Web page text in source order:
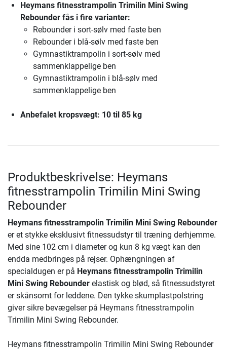
Heymans fitnesstrampolin Trimilin Mini Swing
Rebounder fås i fire varianter:
Rebounder i sort-sølv med faste ben
Rebounder i blå-sølv med faste ben
Gymnastiktrampolin i sort-sølv med
sammenklappelige ben
Gymnastiktrampolin i blå-sølv med
sammenklappelige ben
Anbefalet kropsvægt: 10 til 85 kg
Produktbeskrivelse: Heymans
fitnesstrampolin Trimilin Mini Swing
Rebounder
Heymans fitnesstrampolin Trimilin Mini Swing Rebounder
er et stykke eksklusivt fitnessudstyr til træning derhjemme.
Med sine 102 cm i diameter og kun 8 kg vægt kan den
endda medbringes på rejser. Ophængningen af
specialdugen er på Heymans fitnesstrampolin Trimilin
Mini Swing Rebounder elastisk og blød, så fitnessudstyret
er skånsomt for leddene. Den tykke skumplastpolstring
giver sikre bevægelser på Heymans fitnesstrampolin
Trimilin Mini Swing Rebounder.
Heymans fitnesstrampolin Trimilin Mini Swing Rebounder